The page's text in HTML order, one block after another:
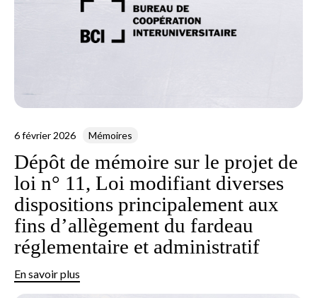
6 février 2026 Mémoires
Dépôt de mémoire sur le projet de
loi n° 11, Loi modifiant diverses
dispositions principalement aux
fins d’allègement du fardeau
réglementaire et administratif
En savoir plus